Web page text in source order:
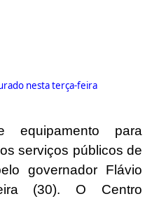
nesta terça-feira
equipamento para
serviços públicos de
governador Flávio
(30). O Centro